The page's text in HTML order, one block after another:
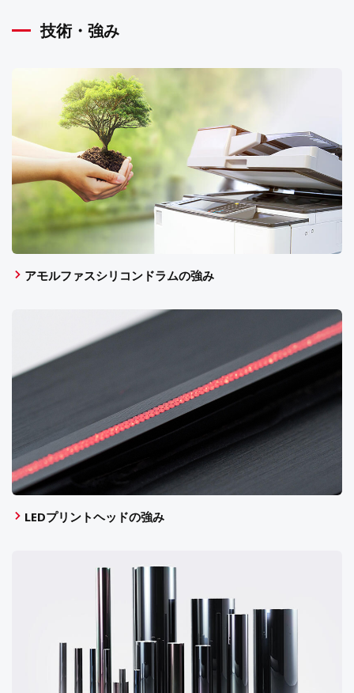
技術・強み
アモルファスシリコンドラムの強み
LEDプリントヘッドの強み